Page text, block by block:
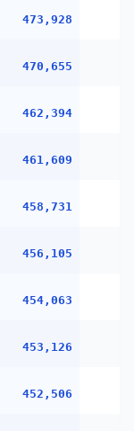
473,928
470,655
462,394
461,609
458,731
456,105
454,063
453,126
452,506